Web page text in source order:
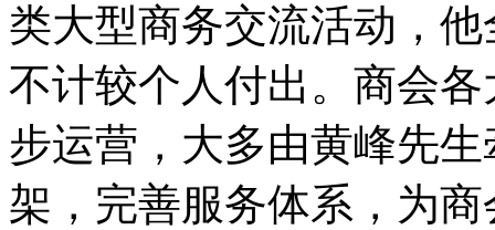
类大型商务交流活动，
不计较个人付出。商会
步运营，大多由黄峰先
架，完善服务体系，为